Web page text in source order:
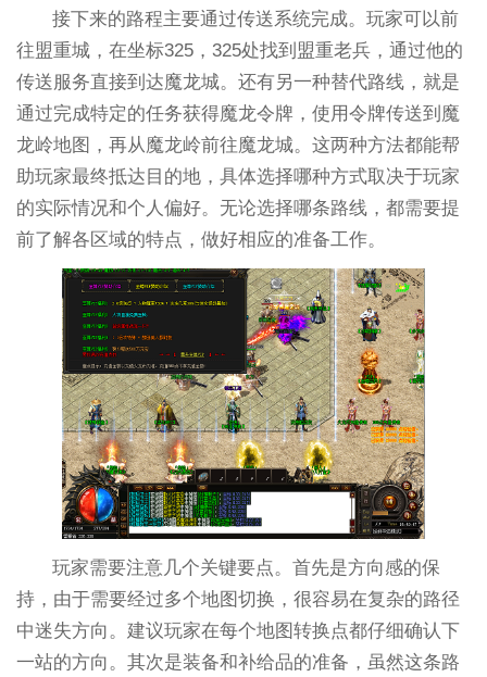
接下来的路程主要通过传送系统完成。玩家可以前
往盟重城，在坐标325，325处找到盟重老兵，通过他的
传送服务直接到达魔龙城。还有另一种替代路线，就是
通过完成特定的任务获得魔龙令牌，使用令牌传送到魔
龙岭地图，再从魔龙岭前往魔龙城。这两种方法都能帮
助玩家最终抵达目的地，具体选择哪种方式取决于玩家
的实际情况和个人偏好。无论选择哪条路线，都需要提
前了解各区域的特点，做好相应的准备工作。
玩家需要注意几个关键要点。首先是方向感的保
持，由于需要经过多个地图切换，很容易在复杂的路径
中迷失方向。建议玩家在每个地图转换点都仔细确认下
一站的方向。其次是装备和补给品的准备，虽然这条路